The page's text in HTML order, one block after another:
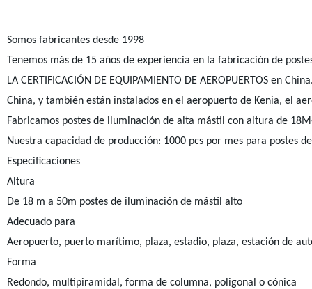
Somos fabricantes desde 1998
Tenemos más de 15 años de experiencia en la fabricación de
LA CERTIFICACIÓN DE EQUIPAMIENTO DE AEROPUERTOS en
China, y también están instalados en el aeropuerto de Kenia, el
Fabricamos postes de iluminación de alta mástil con altura de
Nuestra capacidad de producción: 1000 pcs por mes para postes
Especificaciones
Altura
De 18 m a 50m postes de iluminación de mástil alto
Adecuado para
Aeropuerto, puerto marítimo, plaza, estadio, plaza, estación de
Forma
Redondo, multipiramidal, forma de columna, poligonal o cónica